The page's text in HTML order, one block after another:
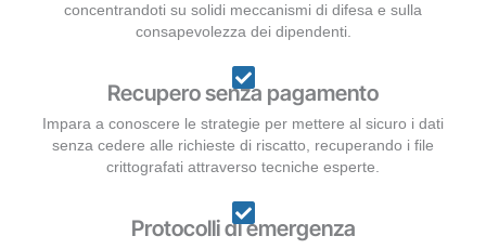
concentrandoti su solidi meccanismi di difesa e sulla
consapevolezza dei dipendenti.
Recupero senza pagamento
Impara a conoscere le strategie per mettere al sicuro i dati
senza cedere alle richieste di riscatto, recuperando i file
crittografati attraverso tecniche esperte.
Protocolli di emergenza